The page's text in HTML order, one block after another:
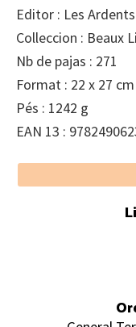
Editor : Les
Colleccion : Beaux
Nb de pajas : 271
Format : 22 x 27 cm
Pés : 1242 g
EAN 13 :
Footer